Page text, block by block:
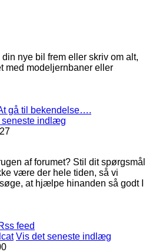
nye bil frem eller skriv om alt,
med modeljernbaner eller
gå til bekendelse….
seneste indlæg
af forumet? Stil dit spørgsmål
være der hele tiden, så vi
at hjælpe hinanden så godt I
feed
Vis det seneste indlæg